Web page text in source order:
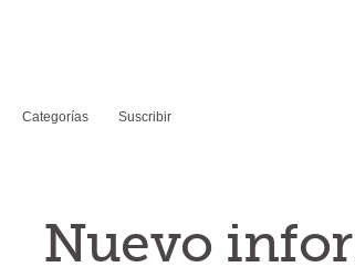
Categorías Suscribir
Nuevo